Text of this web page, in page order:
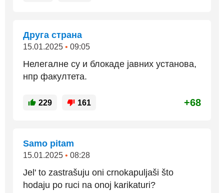
Друга страна
15.01.2025 • 09:05
Нелегалне су и блокаде јавних установа,
нпр факултета.
229 161 +68
Samo pitam
15.01.2025 • 08:28
Jel' to zastrašuju oni crnokapuljaši što
hodaju po ruci na onoj karikaturi?